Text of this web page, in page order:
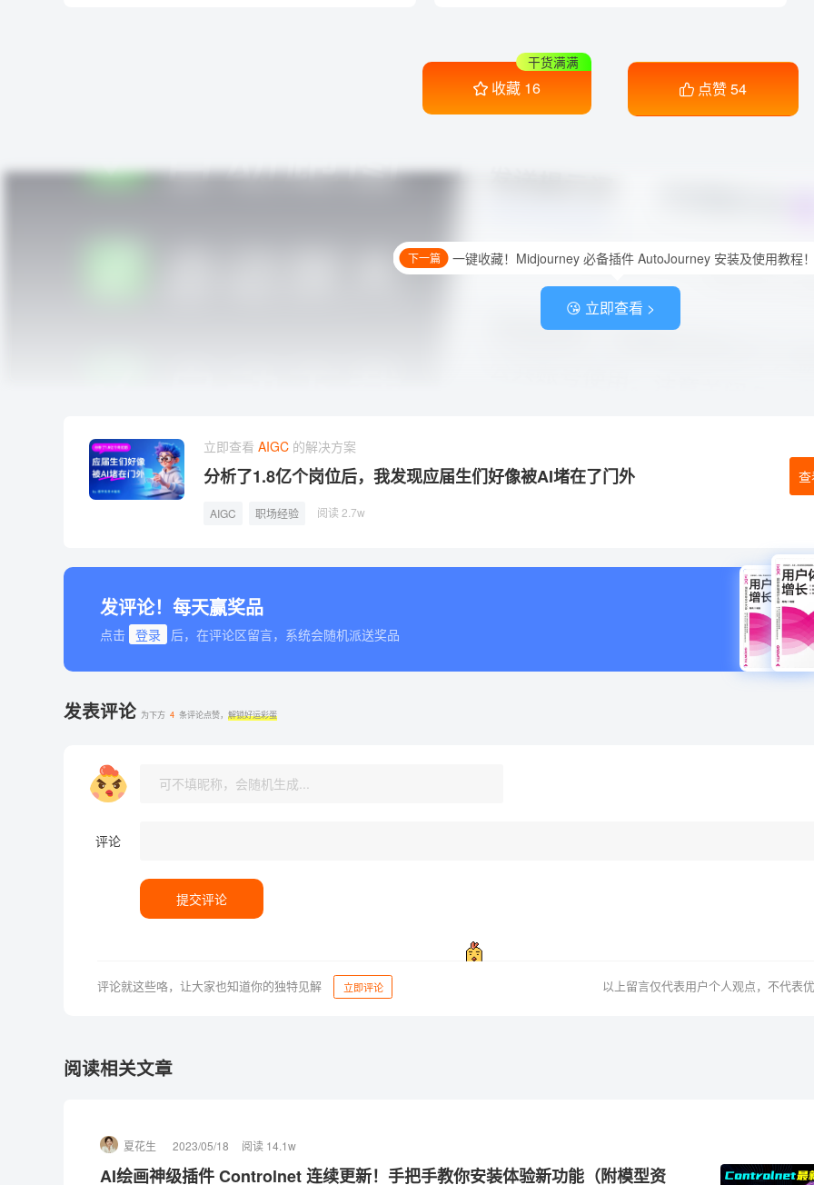
收藏 16
干货满满
点赞54
😘 立即查看 >
下一篇 一键收藏！Midjourney 必备插件 AutoJourney 安装及使用教程
立即查看 AIGC 的解决方案
分析了1.8亿个岗位后，我发现应届生们好像被AI堵在了门外
AIGC 职场经验 阅读 2.7w
发评论！每天赢奖品
点击 登录 后，在评论区留言，系统会随机派送奖品
发表评论 为下方 4 条评论点赞， 解锁好运彩蛋
评论
提交评论
以上留言仅代表用户个人观点，不代表
评论就这些咯，让大家也知道你的独特见解 立即评论
阅读相关文章
夏花生 2023/05/18 阅读 14.1w
AI绘画神级插件 Controlnet 连续更新！手把手教你安装体验新功能（附模型资